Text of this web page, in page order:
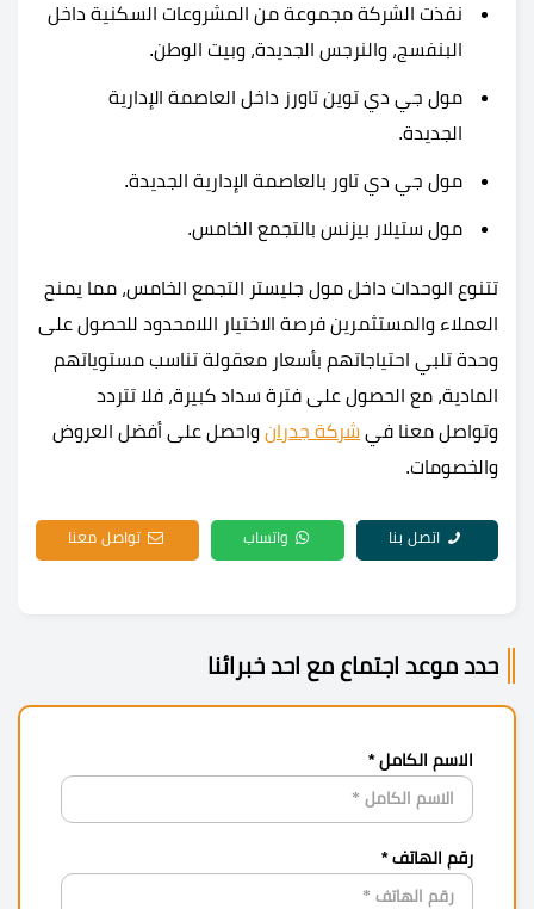
نفذت الشركة مجموعة من المشروعات السكنية داخل
البنفسج، والنرجس الجديدة، وبيت الوطن.
مول جي دي توين تاورز داخل العاصمة الإدارية
الجديدة.
مول جي دي تاور بالعاصمة الإدارية الجديدة.
مول ستيلار بيزنس بالتجمع الخامس.
تتنوع الوحدات داخل مول جليستر التجمع الخامس، مما يمنح
العملاء والمستثمرين فرصة الاختيار اللامحدود للحصول على
وحدة تلبي احتياجاتهم بأسعار معقولة تناسب مستوياتهم
المادية، مع الحصول على فترة سداد كبيرة، فلا تتردد
وتواصل معنا في شركة جدران واحصل على أفضل العروض
والخصومات.
اتصل بنا واتساب تواصل معنا
حدد موعد اجتماع مع احد خبرائنا
الاسم الكامل *
رقم الهاتف *